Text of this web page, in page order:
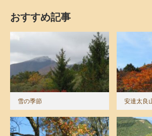
おすすめ記事
雪の季節 安達太良